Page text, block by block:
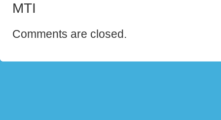
MTI
Comments are closed.